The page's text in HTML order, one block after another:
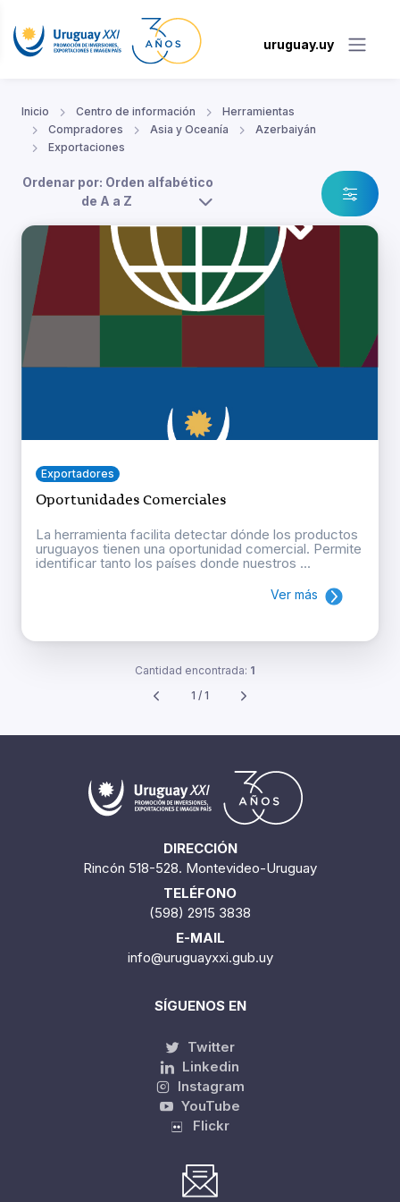
uruguay.uy
Inicio Centro de información
Herramientas
Compradores
Asia y Oceanía
Azerbaiyán
Exportaciones
Ordenar por: Orden alfabético
de A a Z
Exportadores
Oportunidades Comerciales
La herramienta facilita detectar dónde los productos
uruguayos tienen una oportunidad comercial. Permite
identificar tanto los países donde nuestros ...
Ver más
Cantidad encontrada: 1
1 / 1
DIRECCIÓN
Rincón 518-528. Montevideo-Uruguay
TELÉFONO
(598) 2915 3838
E-MAIL
info@uruguayxxi.gub.uy
SÍGUENOS EN
Twitter
Linkedin
Instagram
YouTube
Flickr